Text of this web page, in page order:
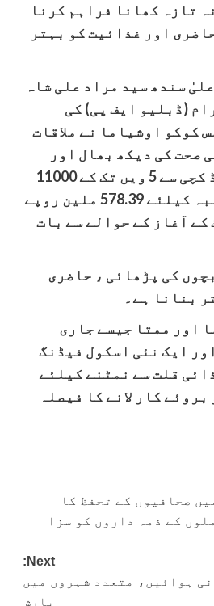
تازہ کھانا فراہم کرنا
اور غذائیت کو بہتر
سندھ سید مراد علی شاہ
(ڈبلیو ایف پی) کی
کوکو اوشیاما نے ملاقات
صحت کی دیکھ بھال اور
ضلع ملیر میں گریڈ کچی سے 5 ویں تک کے 11000
پرائمری اسکول طلبہ کیلئے 578.39 ملین روپے
آغاز کے حوالے سے بات
کی پڑھائی ، حاضری
بنانا ہے۔
اور ممتا جیسے جاری
ایک نئی اسکول فیڈنگ
قلت سے نمٹنے کیلئے
کار لانے کا فیصلہ
صحافیوں کے تحفظ کا
کے ذمہ داروں کو سزا
Next:
ہوائیں، متعدد شہروں میں
بارش